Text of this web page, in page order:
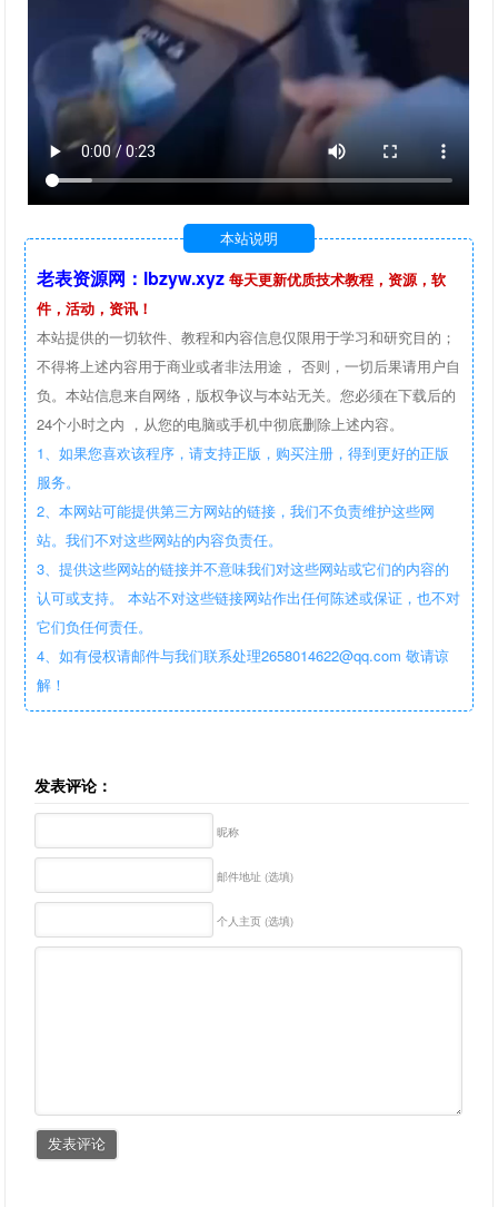
本站说明
老表资源网：lbzyw.xyz 每天更新优质技术教程，资源，软
件，活动，资讯！
本站提供的一切软件、教程和内容信息仅限用于学习和研究目的；
不得将上述内容用于商业或者非法用途， 否则，一切后果请用户自
负。本站信息来自网络，版权争议与本站无关。您必须在下载后的
24个小时之内 ，从您的电脑或手机中彻底删除上述内容。
1、如果您喜欢该程序，请支持正版，购买注册，得到更好的正版
服务。
2、本网站可能提供第三方网站的链接，我们不负责维护这些网
站。我们不对这些网站的内容负责任。
3、提供这些网站的链接并不意味我们对这些网站或它们的内容的
认可或支持。 本站不对这些链接网站作出任何陈述或保证，也不对
它们负任何责任。
4、如有侵权请邮件与我们联系处理2658014622@qq.com 敬请谅
解！
发表评论：
昵称
邮件地址 (选填)
个人主页 (选填)